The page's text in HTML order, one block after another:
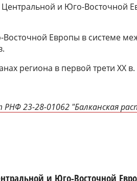
и Юго-Восточной
Восточной Европы в системе
региона в первой трети ХХ в.
РНФ 23-28-01062 "Балканская
и Юго-Восточной